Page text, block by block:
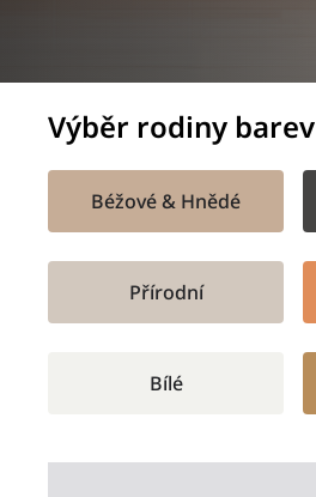
Výběr rodiny barev
Béžové & Hnědé
Přírodní
Bílé